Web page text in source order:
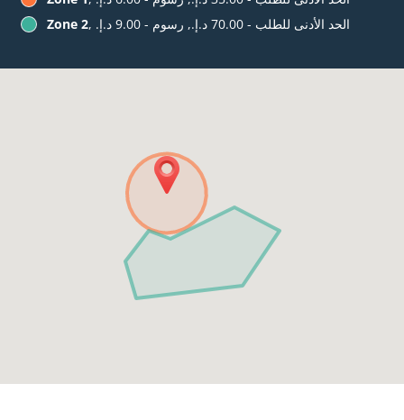
Zone 2
, الحد الأدنى للطلب - ‏70.00 د.إ.‏, رسوم - ‏9.00 د.إ.‏